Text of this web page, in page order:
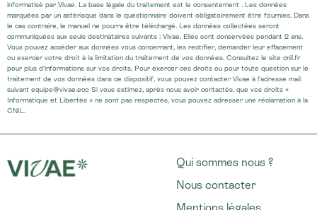
informatisé par Vivae. La base légale du traitement est le consentement . Les données
marquées par un astérisque dans le questionnaire doivent obligatoirement être fournies. Dans
le cas contraire, le manuel ne pourra être téléchargé. Les données collectées seront
communiquées aux seuls destinataires suivants : Vivae. Elles sont conservées pendant 2 ans.
Vous pouvez accéder aux données vous concernant, les rectifier, demander leur effacement
ou exercer votre droit à la limitation du traitement de vos données. Consultez le site cnil.fr
pour plus d’informations sur vos droits. Pour exercer ces droits ou pour toute question sur le
traitement de vos données dans ce dispositif, vous pouvez contacter Vivae à l’adresse mail
suivant equipe@vivae.eco Si vous estimez, après nous avoir contactés, que vos droits «
Informatique et Libertés » ne sont pas respectés, vous pouvez adresser une réclamation à la
CNIL.
Qui sommes nous ?
Nous contacter